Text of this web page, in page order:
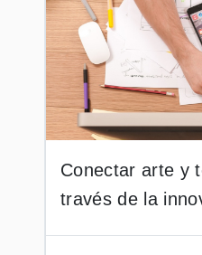
Conectar arte y
través de la